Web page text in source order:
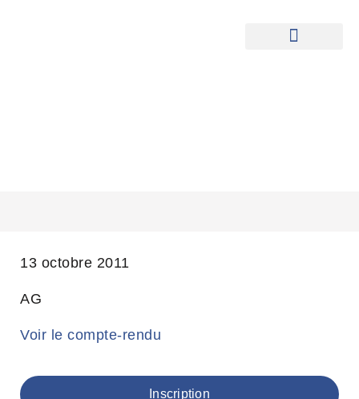
13 octobre 2011
AG
Voir le compte-rendu
Inscription